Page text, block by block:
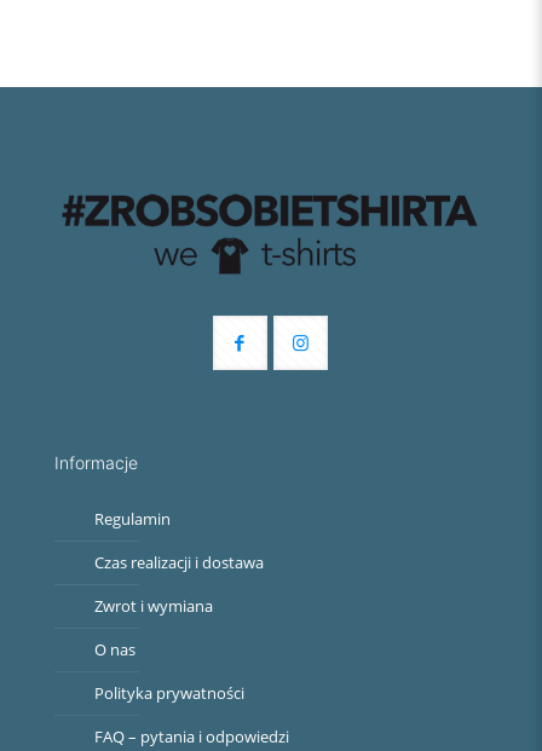
Informacje
Regulamin
Czas realizacji i dostawa
Zwrot i wymiana
O nas
Polityka prywatności
FAQ – pytania i odpowiedzi